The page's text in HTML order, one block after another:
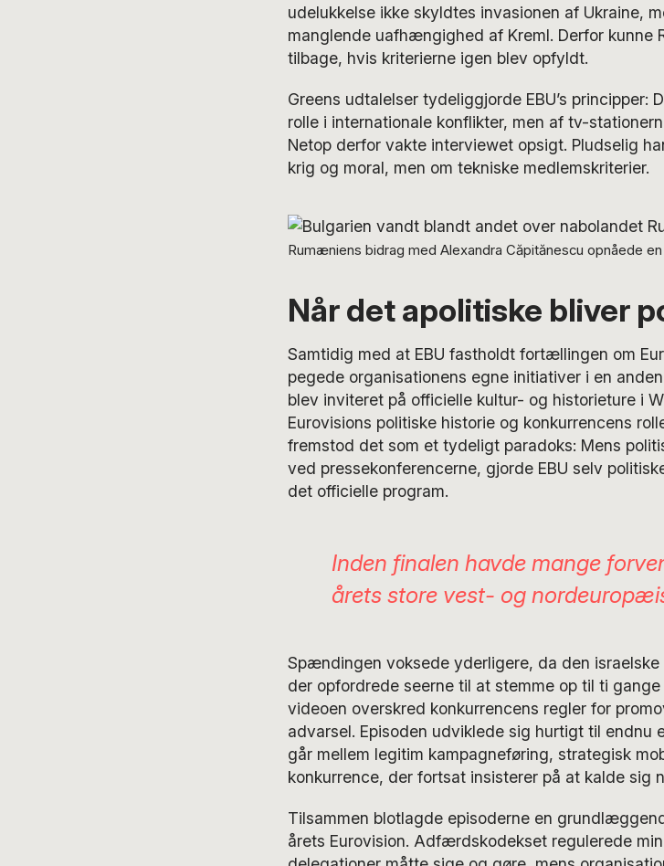
udelukkelse ikke skyldtes invasionen af Ukraine,
manglende uafhængighed af Kreml. Derfor kunne
tilbage, hvis kriterierne igen blev opfyldt.
Greens udtalelser tydeliggjorde EBU’s principper:
rolle i internationale konflikter, men af tv-
Netop derfor vakte interviewet opsigt. Pludselig
krig og moral, men om tekniske medlemskriterier.
Rumæniens bidrag med Alexandra Căpitănescu opnåede
Når det apolitiske bliver
Samtidig med at EBU fastholdt fortællingen om
pegede organisationens egne initiativer i en
blev inviteret på officielle kultur- og historieture i
Eurovisions politiske historie og konkurrencens
fremstod det som et tydeligt paradoks: Mens
ved pressekonferencerne, gjorde EBU selv
det officielle program.
Inden finalen havde mange
årets store vest- og
Spændingen voksede yderligere, da den
der opfordrede seerne til at stemme op til ti
videoen overskred konkurrencens regler for
advarsel. Episoden udviklede sig hurtigt til
går mellem legitim kampagneføring, strategisk
konkurrence, der fortsat insisterer på at kalde sig
Tilsammen blotlagde episoderne en
årets Eurovision. Adfærdskodekset regulerede